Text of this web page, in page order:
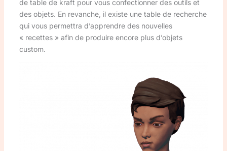
de table de kraft pour vous confectionner des outils et
des objets. En revanche, il existe une table de recherche
qui vous permettra d’apprendre des nouvelles
« recettes » afin de produire encore plus d’objets
custom.